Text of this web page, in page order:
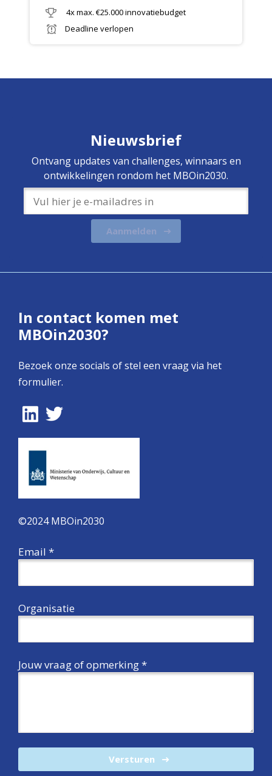
4x max. €25.000 innovatiebudget
Deadline verlopen
Nieuwsbrief
Ontvang updates van challenges, winnaars en
ontwikkelingen rondom het MBOin2030.
Aanmelden
In contact komen met
MBOin2030?
Bezoek onze socials of stel een vraag via het
formulier.
©2024 MBOin2030
Email *
Organisatie
Jouw vraag of opmerking *
Versturen